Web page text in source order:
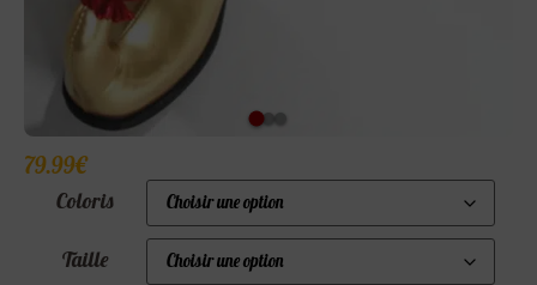
79.99€
Coloris
Taille